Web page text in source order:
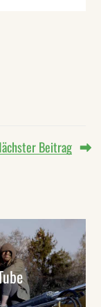
Beitrag